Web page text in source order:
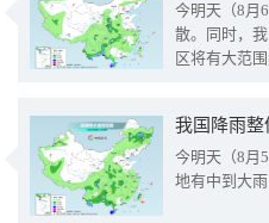
今明天（8月
散。同时，
区将有大范围
我国降雨
今明天（8月
地有中到大